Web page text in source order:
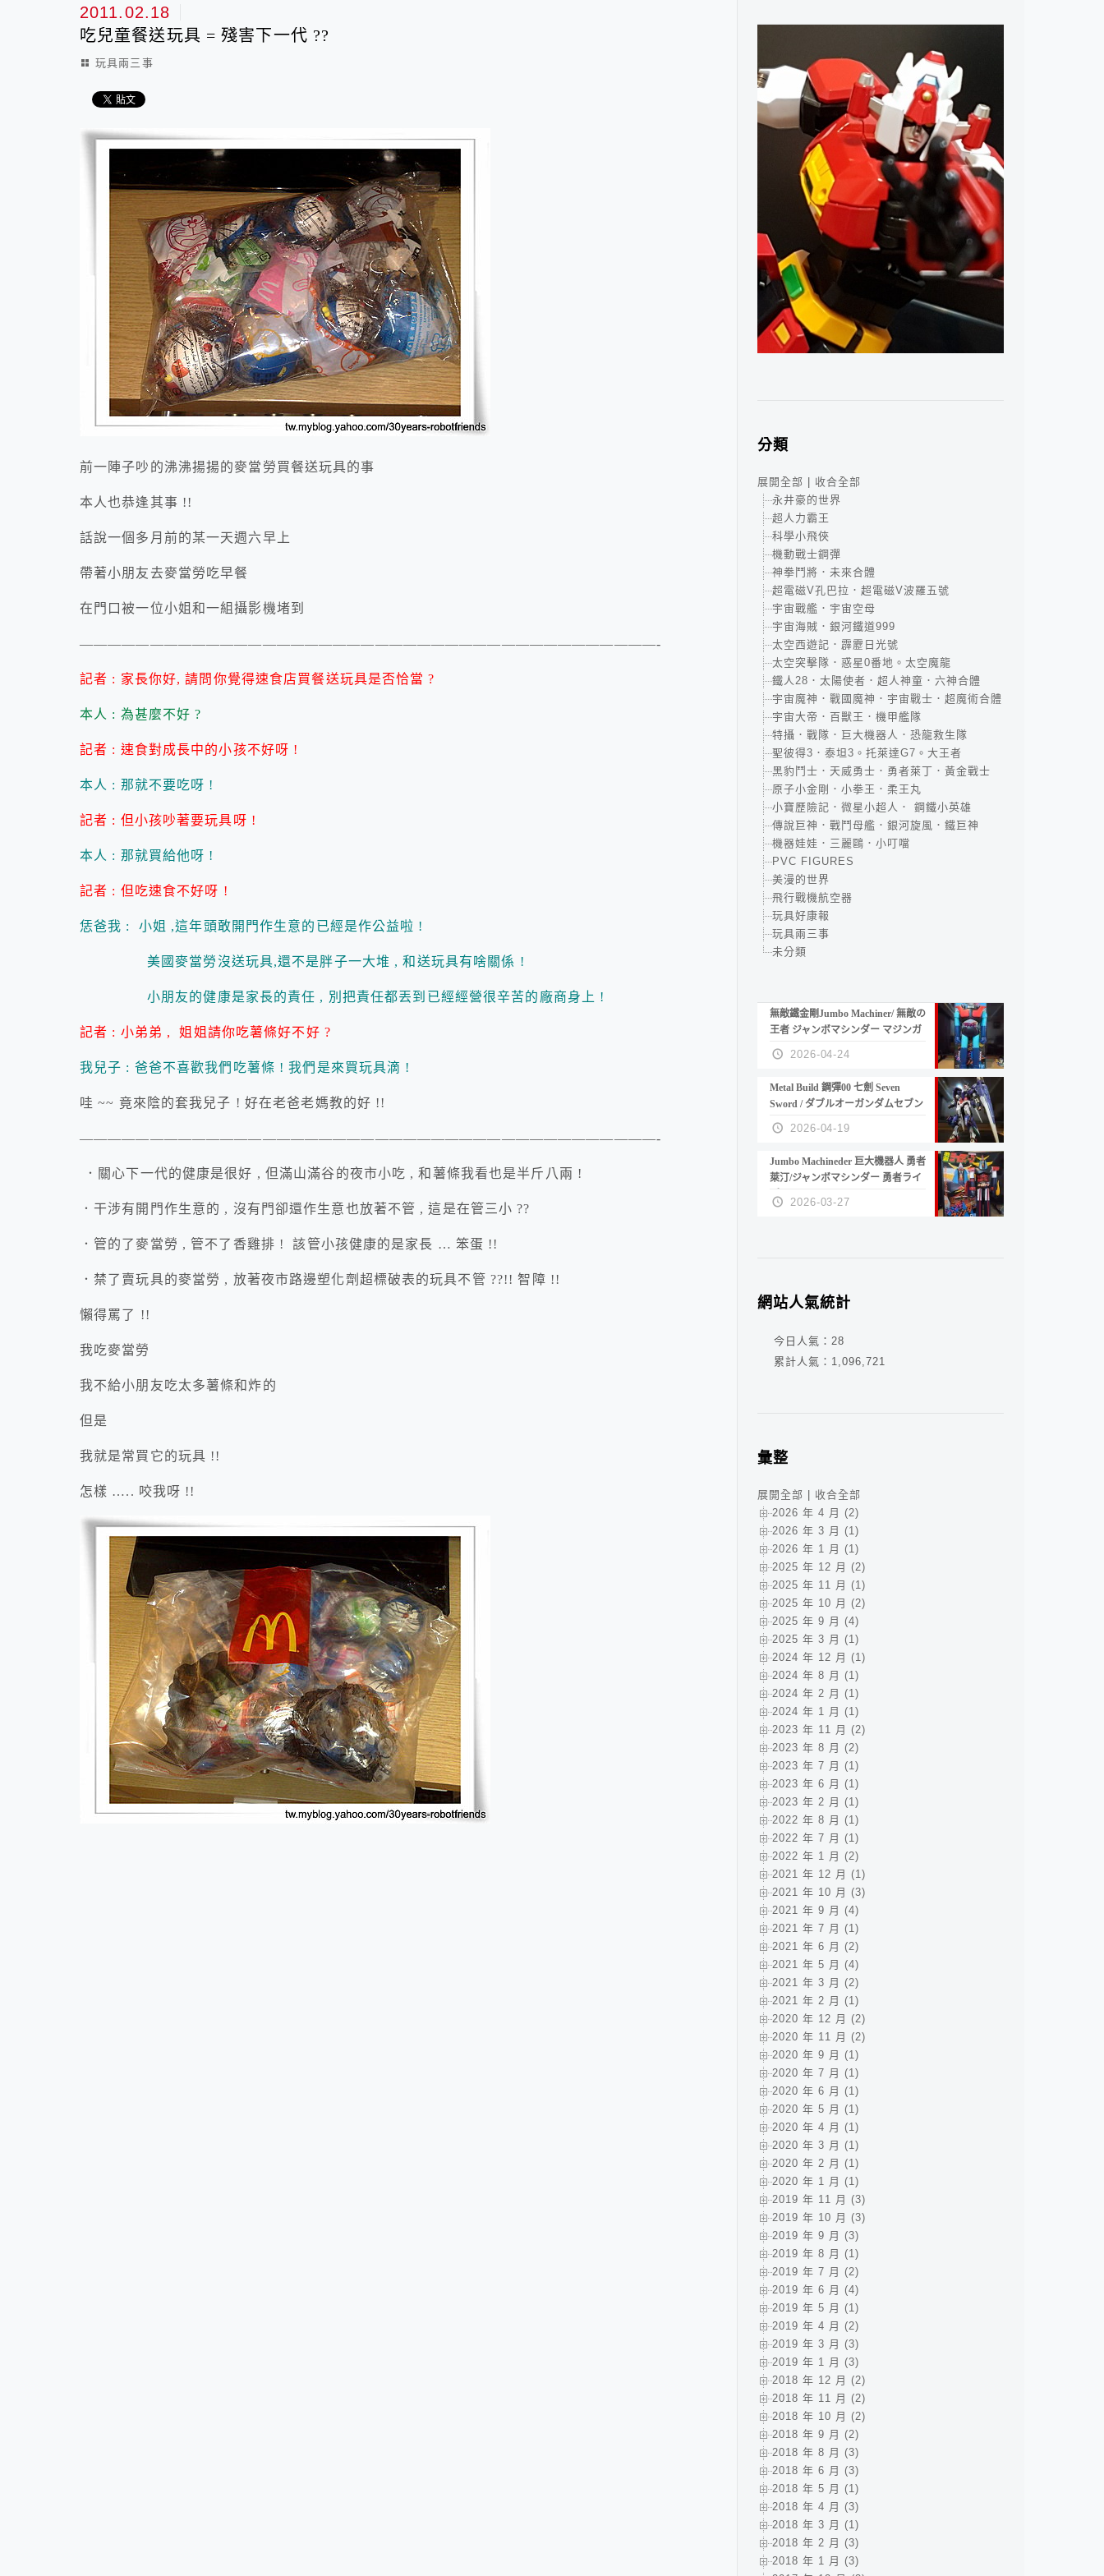
2011.02.18
吃兒童餐送玩具 = 殘害下一代 ??
玩具兩三事
前一陣子吵的沸沸揚揚的麥當勞買餐送玩具的事
本人也恭逢其事 !!
話說一個多月前的某一天週六早上
帶著小朋友去麥當勞吃早餐
在門口被一位小姐和一組攝影機堵到
—————————————————————————————————————————-
記者 : 家長你好, 請問你覺得速食店買餐送玩具是否恰當 ?
本人 : 為甚麼不好 ?
記者 : 速食對成長中的小孩不好呀 !
本人 : 那就不要吃呀 !
記者 : 但小孩吵著要玩具呀 !
本人 : 那就買給他呀 !
記者 : 但吃速食不好呀 !
恁爸我 : 小姐 ,這年頭敢開門作生意的已經是作公益啦 !
美國麥當勞沒送玩具,還不是胖子一大堆 , 和送玩具有啥關係 !
小朋友的健康是家長的責任 , 別把責任都丟到已經經營很辛苦的廠商身上 !
記者 : 小弟弟 , 姐姐請你吃薯條好不好 ?
我兒子 : 爸爸不喜歡我們吃薯條 ! 我們是來買玩具滴 !
哇 ~~ 竟來陰的套我兒子 ! 好在老爸老媽教的好 !!
—————————————————————————————————————————-
．關心下一代的健康是很好 , 但滿山滿谷的夜市小吃 , 和薯條我看也是半斤八兩 !
．干涉有開門作生意的 , 沒有門卻還作生意也放著不管 , 這是在管三小 ??
．管的了麥當勞 , 管不了香雞排 ! 該管小孩健康的是家長 … 笨蛋 !!
．禁了賣玩具的麥當勞 , 放著夜市路邊塑化劑超標破表的玩具不管 ??!! 智障 !!
懶得罵了 !!
我吃麥當勞
我不給小朋友吃太多薯條和炸的
但是
我就是常買它的玩具 !!
怎樣 ….. 咬我呀 !!
分類
展開全部
收合全部
永井豪的世界
超人力霸王
科學小飛俠
機動戰士鋼彈
神拳鬥將．未來合體
超電磁V孔巴拉．超電磁V波羅五號
宇宙戰艦．宇宙空母
宇宙海賊．銀河鐵道999
太空西遊記．霹靂日光號
太空突擊隊．惑星0番地。太空魔龍
鐵人28．太陽使者．超人神童．六神合體
宇宙魔神．戰國魔神．宇宙戰士．超魔術合體
宇宙大帝．百獸王．機甲艦隊
特攝．戰隊．巨大機器人．恐龍救生隊
聖彼得3．泰坦3。托萊達G7。大王者
黑豹鬥士．天威勇士．勇者萊丁．黃金戰士
原子小金剛．小拳王．柔王丸
小寶歷險記．微星小超人． 鋼鐵小英雄
傳說巨神．戰鬥母艦．銀河旋風．鐵巨神
機器娃娃．三麗鷗．小叮噹
PVC FIGURES
美漫的世界
飛行戰機航空器
玩具好康報
玩具兩三事
未分類
無敵鐵金剛Jumbo Machiner/ 無敵の
王者 ジャンボマシンダー マジンガ
ーZ
2026-04-24
Metal Build 鋼彈00 七劍 Seven
Sword / ダブルオーガンダムセブン
ソード/G
2026-04-19
Jumbo Machineder 巨大機器人 勇者
萊汀/ジャンボマシンダー 勇者ライ
ディーン
2026-03-27
網站人氣統計
今日人氣： 28
累計人氣： 1,096,721
彙整
展開全部
收合全部
2026 年 4 月 (2)
2026 年 3 月 (1)
2026 年 1 月 (1)
2025 年 12 月 (2)
2025 年 11 月 (1)
2025 年 10 月 (2)
2025 年 9 月 (4)
2025 年 3 月 (1)
2024 年 12 月 (1)
2024 年 8 月 (1)
2024 年 2 月 (1)
2024 年 1 月 (1)
2023 年 11 月 (2)
2023 年 8 月 (2)
2023 年 7 月 (1)
2023 年 6 月 (1)
2023 年 2 月 (1)
2022 年 8 月 (1)
2022 年 7 月 (1)
2022 年 1 月 (2)
2021 年 12 月 (1)
2021 年 10 月 (3)
2021 年 9 月 (4)
2021 年 7 月 (1)
2021 年 6 月 (2)
2021 年 5 月 (4)
2021 年 3 月 (2)
2021 年 2 月 (1)
2020 年 12 月 (2)
2020 年 11 月 (2)
2020 年 9 月 (1)
2020 年 7 月 (1)
2020 年 6 月 (1)
2020 年 5 月 (1)
2020 年 4 月 (1)
2020 年 3 月 (1)
2020 年 2 月 (1)
2020 年 1 月 (1)
2019 年 11 月 (3)
2019 年 10 月 (3)
2019 年 9 月 (3)
2019 年 8 月 (1)
2019 年 7 月 (2)
2019 年 6 月 (4)
2019 年 5 月 (1)
2019 年 4 月 (2)
2019 年 3 月 (3)
2019 年 1 月 (3)
2018 年 12 月 (2)
2018 年 11 月 (2)
2018 年 10 月 (2)
2018 年 9 月 (2)
2018 年 8 月 (3)
2018 年 6 月 (3)
2018 年 5 月 (1)
2018 年 4 月 (3)
2018 年 3 月 (1)
2018 年 2 月 (3)
2018 年 1 月 (3)